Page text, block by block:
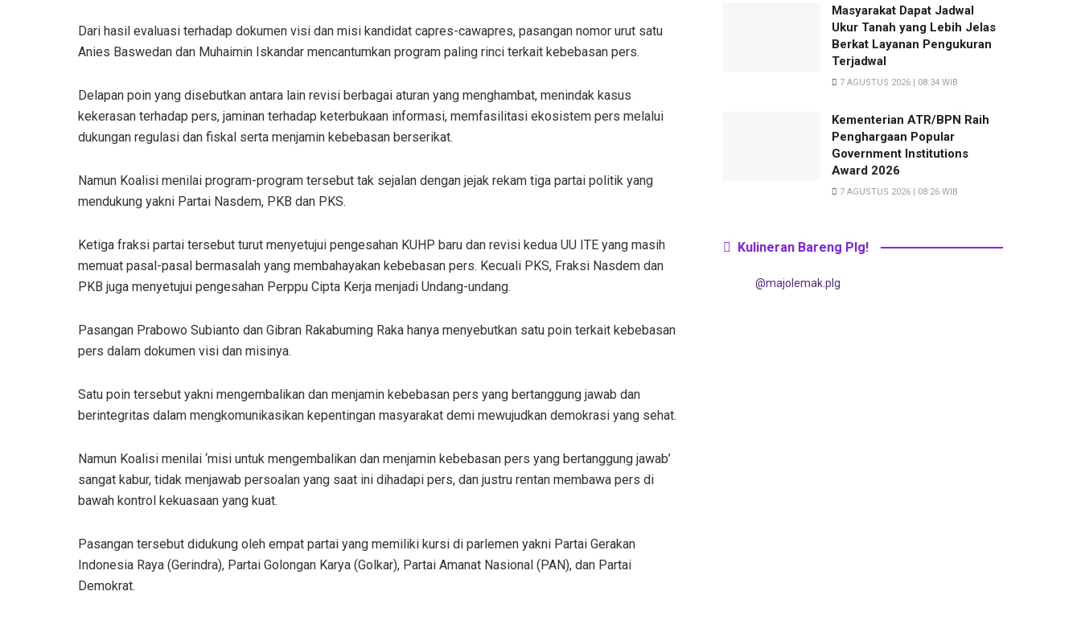
Dari hasil evaluasi terhadap dokumen visi dan misi kandidat capres-cawapres, pasangan nomor urut satu
Anies Baswedan dan Muhaimin Iskandar mencantumkan program paling rinci terkait kebebasan pers.
Delapan poin yang disebutkan antara lain revisi berbagai aturan yang menghambat, menindak kasus
kekerasan terhadap pers, jaminan terhadap keterbukaan informasi, memfasilitasi ekosistem pers melalui
dukungan regulasi dan fiskal serta menjamin kebebasan berserikat.
Namun Koalisi menilai program-program tersebut tak sejalan dengan jejak rekam tiga partai politik yang
mendukung yakni Partai Nasdem, PKB dan PKS.
Ketiga fraksi partai tersebut turut menyetujui pengesahan KUHP baru dan revisi kedua UU ITE yang masih
memuat pasal-pasal bermasalah yang membahayakan kebebasan pers. Kecuali PKS, Fraksi Nasdem dan
PKB juga menyetujui pengesahan Perppu Cipta Kerja menjadi Undang-undang.
Pasangan Prabowo Subianto dan Gibran Rakabuming Raka hanya menyebutkan satu poin terkait kebebasan
pers dalam dokumen visi dan misinya.
Satu poin tersebut yakni mengembalikan dan menjamin kebebasan pers yang bertanggung jawab dan
berintegritas dalam mengkomunikasikan kepentingan masyarakat demi mewujudkan demokrasi yang sehat.
Namun Koalisi menilai ‘misi untuk mengembalikan dan menjamin kebebasan pers yang bertanggung jawab’
sangat kabur, tidak menjawab persoalan yang saat ini dihadapi pers, dan justru rentan membawa pers di
bawah kontrol kekuasaan yang kuat.
Pasangan tersebut didukung oleh empat partai yang memiliki kursi di parlemen yakni Partai Gerakan
Indonesia Raya (Gerindra), Partai Golongan Karya (Golkar), Partai Amanat Nasional (PAN), dan Partai
Demokrat.
Masyarakat Dapat Jadwal
Ukur Tanah yang Lebih Jelas
Berkat Layanan Pengukuran
Terjadwal
7 AGUSTUS 2026 | 08:34 WIB
Kementerian ATR/BPN Raih
Penghargaan Popular
Government Institutions
Award 2026
7 AGUSTUS 2026 | 08:26 WIB
Kulineran Bareng Plg!
@majolemak.plg